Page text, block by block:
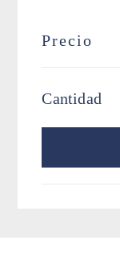
Precio
Cantidad